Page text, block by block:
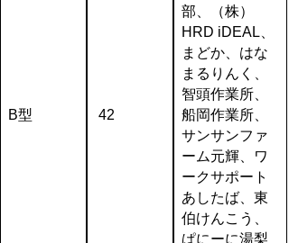
B型 42
部、（株）
HRD iDEAL、
まどか、はな
まるりんく、
智頭作業所、
船岡作業所、
サンサンファ
ーム元輝、ワ
ークサポート
あしたば、東
伯けんこう、
ぱにーに湯梨